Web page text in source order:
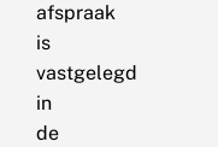
afspraak
is
vastgelegd
in
de